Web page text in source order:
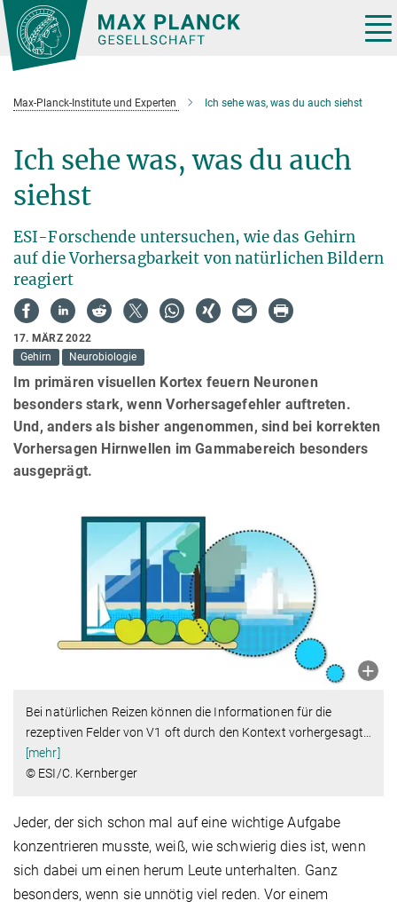
Hauptinhalt
Max-Planck-Institute und Experten Ich sehe was, was du auch siehst
Ich sehe was, was du auch
siehst
ESI-Forschende untersuchen, wie das Gehirn
auf die Vorhersagbarkeit von natürlichen Bildern
reagiert
17. MÄRZ 2022
Gehirn
Neurobiologie
Im primären visuellen Kortex feuern Neuronen
besonders stark, wenn Vorhersagefehler auftreten.
Und, anders als bisher angenommen, sind bei korrekten
Vorhersagen Hirnwellen im Gammabereich besonders
ausgeprägt.
Bei natürlichen Reizen können die Informationen für die
rezeptiven Felder von V1 oft durch den Kontext vorhergesagt
[mehr]
© ESI/C. Kernberger
Jeder, der sich schon mal auf eine wichtige Aufgabe
konzentrieren musste, weiß, wie schwierig dies ist, wenn
sich dabei um einen herum Leute unterhalten. Ganz
besonders, wenn sie unnötig viel reden. Vor einem